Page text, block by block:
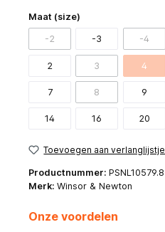
Maat (size)
-2 -3 -4
2 3 4
7 8 9
14 16 20
Toevoegen aan verlanglijstje
Productnummer: PSNL10579.8
Merk: Winsor & Newton
Onze voordelen